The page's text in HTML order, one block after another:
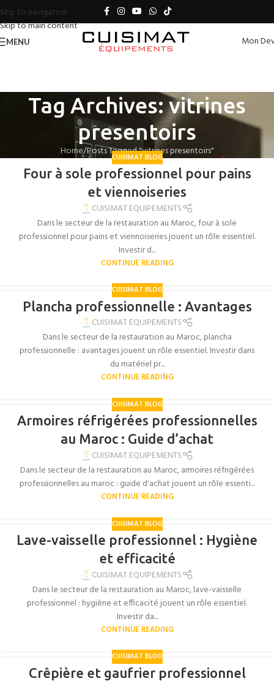
Skip to navigation
Skip to main content
MENU Mon
Tag Archives: vitrines
presentoirs
Home Posts Tagged "vitrines presentoirs"
CUISIMAT BLOG
Four à sole professionnel pour pains
et viennoiseries
CUISIMAT EQUIPEMENTS
Dans le secteur de la restauration au Maroc, four à sole
professionnel pour pains et viennoiseries jouent un rôle essentiel.
Investir d...
CONTINUE READING
CUISIMAT BLOG
Plancha professionnelle : Avantages
CUISIMAT EQUIPEMENTS
Dans le secteur de la restauration au Maroc, plancha
professionnelle : avantages jouent un rôle essentiel. Investir dans
du matériel pr...
CONTINUE READING
CUISIMAT BLOG
Armoires réfrigérées professionnelles
au Maroc : Guide d’achat
CUISIMAT EQUIPEMENTS
Dans le secteur de la restauration au Maroc, armoires réfrigérées
professionnelles au maroc : guide d'achat jouent un rôle essenti...
CONTINUE READING
CUISIMAT BLOG
Lave-vaisselle professionnel : Hygiène
et efficacité
CUISIMAT EQUIPEMENTS
Dans le secteur de la restauration au Maroc, lave-vaisselle
professionnel : hygiène et efficacité jouent un rôle essentiel.
Investir da...
CONTINUE READING
CUISIMAT BLOG
Crêpière et gaufrier professionnel